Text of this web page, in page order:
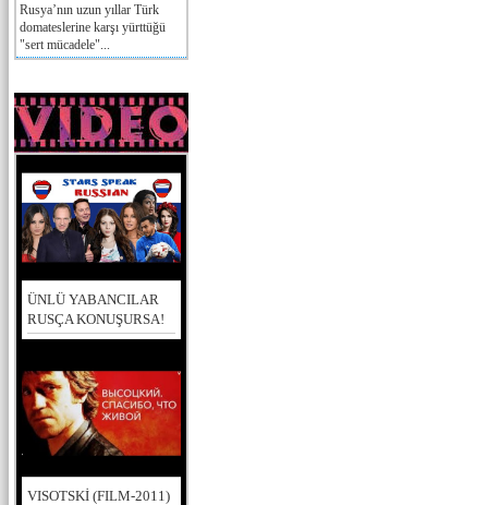
Rusya’nın uzun yıllar Türk
domateslerine karşı yürttüğü
"sert mücadele"...
ÜNLÜ YABANCILAR
RUSÇA KONUŞURSA!
VISOTSKİ (FILM-2011)